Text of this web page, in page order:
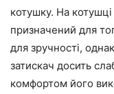
котушку. На
призначений для
для зручності,
затискач досить
комфортом його